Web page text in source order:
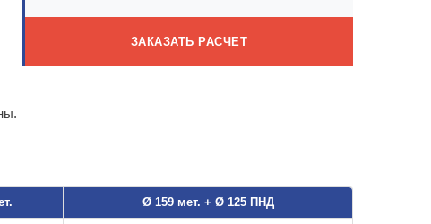
ЗАКАЗАТЬ РАСЧЕТ
Ø 159 мет. + Ø 125 ПНД